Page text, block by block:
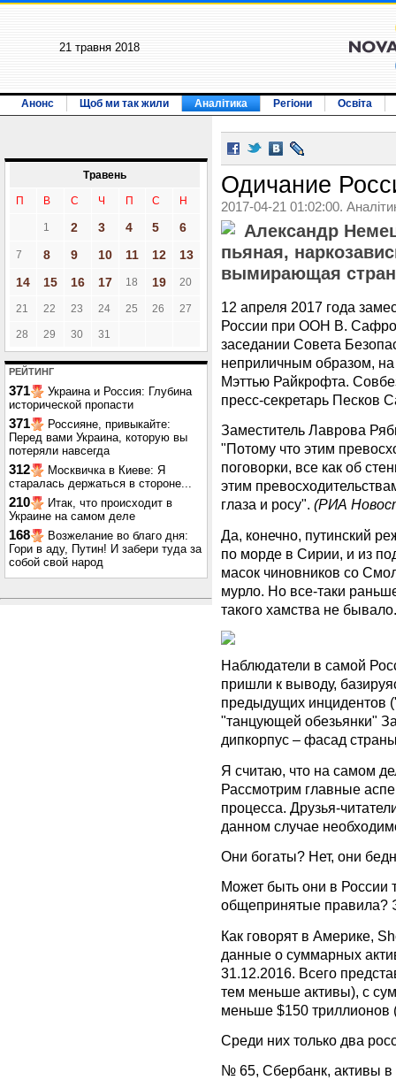
21 травня 2018
Анонс Щоб ми так жили Аналітика Регіони Освіта
Травень
П В С Ч П С Н
1 2 3 4 5 6
7 8 9 10 11 12
13
14
15 16 17 18 19 20
21 22 23 24 25 26 27
28 29 30 31
РЕЙТИНГ
371
Украина и Россия: Глубина
исторической пропасти
371
Россияне, привыкайте:
Перед вами Украина, которую вы
потеряли навсегда
312
Москвичка в Киеве: Я
старалась держаться в стороне...
210
Итак, что происходит в
Украине на самом деле
168
Возжелание во благо дня:
Гори в аду, Путин! И забери туда за
собой свой народ
Одичание
2017-04-21 01:02:00.
Александр
пьяная,
вымирающая
12 апреля 2017 года
России при ООН В.
заседании Совета
неприличным образом,
Мэттью Райкрофта.
пресс-секретарь Песков
Заместитель Лаврова
"Потому что этим
поговорки, все как об
этим
глаза и росу". (РИА
Да, конечно, путинский
по морде в Сирии, и из
масок чиновников со
мурло. Но все-таки
такого хамства не
Наблюдатели в самой
пришли к выводу,
предыдущих инцидентов
"танцующей обезьянки"
дипкорпус – фасад
Я считаю, что на самом
Рассмотрим главные
процесса. Друзья-
данном случае
Они богаты? Нет, они
Может быть они в России
общепринятые правила?
Как говорят в Америке,
данные о суммарных
31.12.2016. Всего
тем меньше активы), с
меньше $150 триллионов
Среди них только два
№ 65, Сбербанк, активы